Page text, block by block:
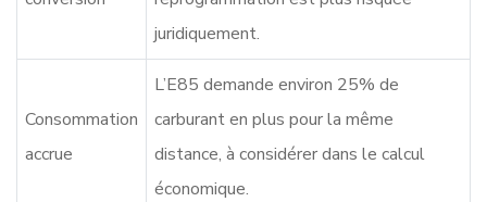
juridiquement.
Consommation
accrue
L’E85 demande environ 25% de
carburant en plus pour la même
distance, à considérer dans le calcul
économique.